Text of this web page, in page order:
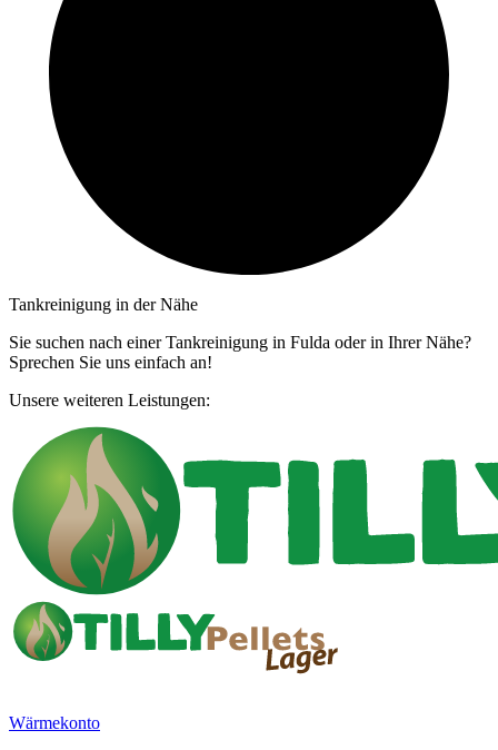
Tankreinigung in der Nähe
Sie suchen nach einer Tankreinigung in Fulda oder in Ihrer Nähe?
Sprechen Sie uns einfach an!
Unsere weiteren Leistungen:
Wärmekonto